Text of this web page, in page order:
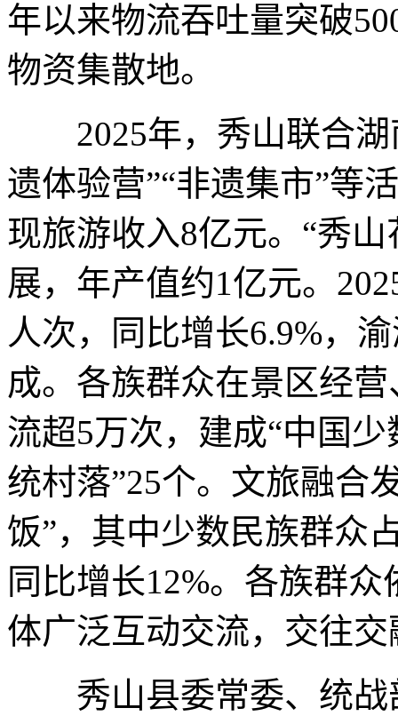
年以来物流吞吐量突破
物资集散地。
2025年，秀山联合湖
遗体验营”“非遗集市”等
现旅游收入8亿元。“秀
展，年产值约1亿元。
人次，同比增长6.9%，
成。各族群众在景区经
流超5万次，建成“中国
统村落”25个。文旅融合
饭”，其中少数民族群众
同比增长12%。各族群
体广泛互动交流，交往
秀山县委常委、统战